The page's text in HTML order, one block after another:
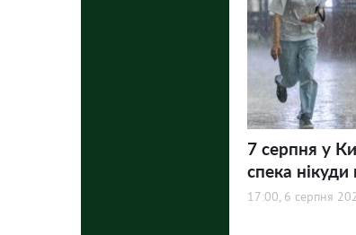
7 серпня у
спека нікуди
17:00, 6 серпня